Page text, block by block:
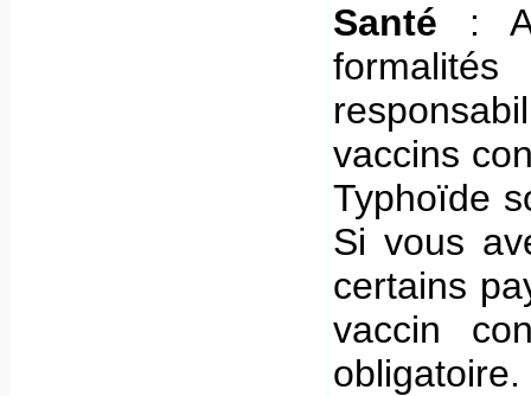
Santé :
vaccins
Typhoïde
Si vous
certains
vaccin